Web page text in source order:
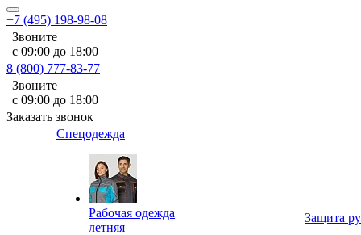
+7 (495) 198-98-08
Звоните
с 09:00 до 18:00
8 (800) 777-83-77
Звоните
с 09:00 до 18:00
Заказать звонок
Спецодежда
Рабочая одежда
летняя
Защита